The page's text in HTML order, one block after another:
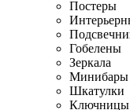
Постеры
Гобелены
Зеркала
Минибары
Шкатулки
Ключницы